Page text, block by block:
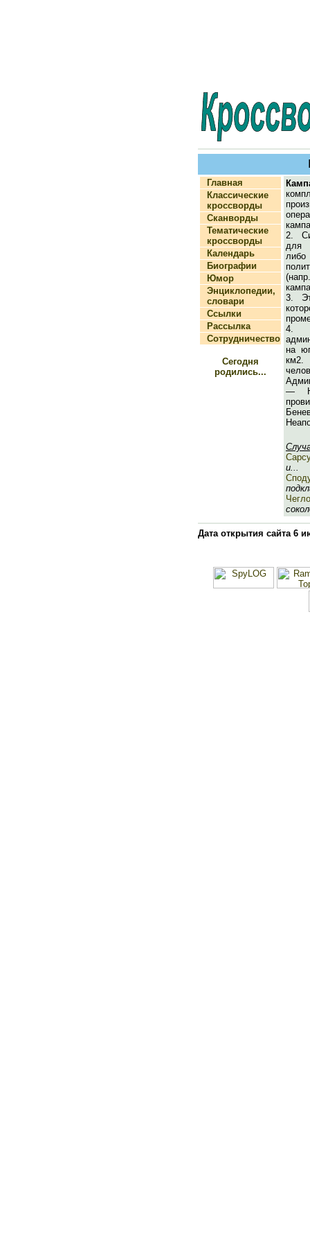
Главная
Классические
кроссворды
Сканворды
Тематические
кроссворды
Календарь
Биографии
Юмор
Энциклопедии,
словари
Ссылки
Рассылка
Сотрудничество
Сегодня
родились...
2.
для
3.
4.
на
км2.
—
и...
Дата открытия сайта 6